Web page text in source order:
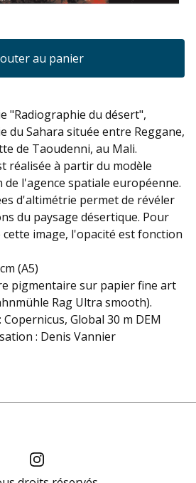
au panier
"Radiographie du désert",
du Sahara située entre Reggane,
de Taoudenni, au Mali.
réalisée à partir du modèle
l'agence spatiale européenne.
d'altimétrie permet de révéler
du paysage désertique. Pour
cette image, l'opacité est fonction
(A5)
pigmentaire sur papier fine art
Rag Ultra smooth).
Global 30 m DEM
: Denis Vannier